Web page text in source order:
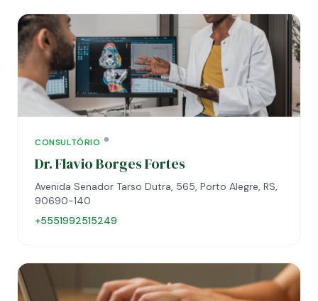
CONSULTÓRIO
Dr. Flavio Borges Fortes
Avenida Senador Tarso Dutra, 565, Porto Alegre, RS,
90690-140
+5551992515249